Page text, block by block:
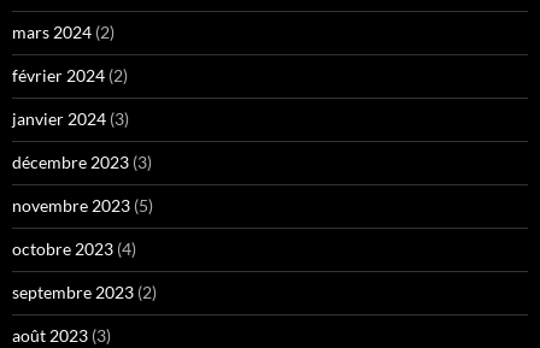
mars 2024 (2)
février 2024 (2)
janvier 2024 (3)
décembre 2023 (3)
novembre 2023 (5)
octobre 2023 (4)
septembre 2023 (2)
août 2023 (3)